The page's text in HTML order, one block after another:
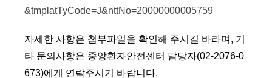
&tmplatTyCode=J&nttNo=20000000005759
자세한 사항은 첨부파일을 확인해 주시길 바라며, 기
타 문의사항은 중앙환자안전센터 담당자(02-2076-0
673)에게 연락주시기 바랍니다.